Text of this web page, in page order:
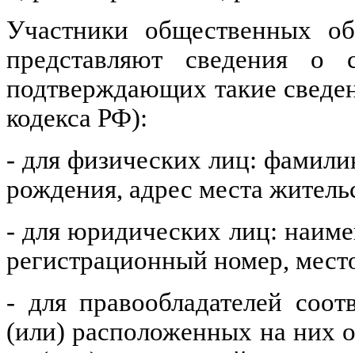
Участники общественных
представляют сведения о
подтверждающих такие
кодекса РФ):
- для физических лиц:
рождения, адрес места
- для юридических лиц:
регистрационный номер,
- для правообладателей
(или) расположенных на них